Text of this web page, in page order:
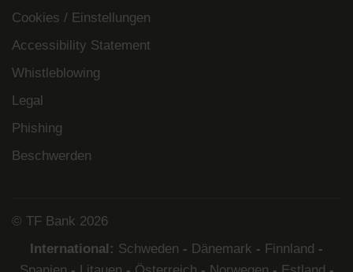
Cookies / Einstellungen
Accessibility Statement
Whistleblowing
Legal
Phishing
Beschwerden
© TF Bank 2026
International: Schweden - Dänemark - Finnland -